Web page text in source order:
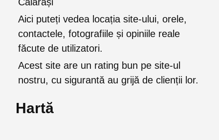
Aici puteți vedea locația site-ului, orele,
contactele, fotografiile și opiniile reale
făcute de utilizatori.
Acest site are un rating bun pe site-ul
nostru, cu sigurantă au grijă de clienții lor.
Hartă